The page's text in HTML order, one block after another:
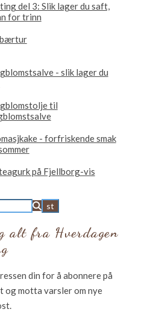
del 3: Slik lager du saft,
for trinn
- slik lager du
til
- forfriskende smak
på Fjellborg-vis
alt fra Hverdagen
din for å abonnere på
og motta varsler om nye